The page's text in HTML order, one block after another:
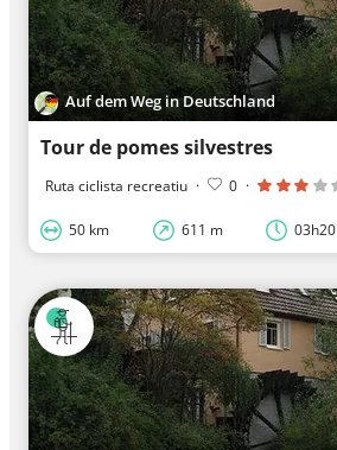
Auf dem Weg in Deutschland
Tour de pomes silvestres
Ruta ciclista recreatiu · 0 ·
50 km 611 m 03h20